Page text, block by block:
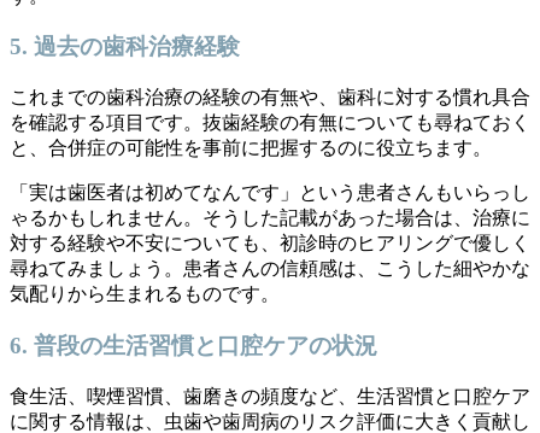
5. 過去の歯科治療経験
これまでの歯科治療の経験の有無や、歯科に対する慣れ具合
を確認する項目です。抜歯経験の有無についても尋ねておく
と、合併症の可能性を事前に把握するのに役立ちます。
「実は歯医者は初めてなんです」という患者さんもいらっし
ゃるかもしれません。そうした記載があった場合は、治療に
対する経験や不安についても、初診時のヒアリングで優しく
尋ねてみましょう。患者さんの信頼感は、こうした細やかな
気配りから生まれるものです。
6. 普段の生活習慣と口腔ケアの状況
食生活、喫煙習慣、歯磨きの頻度など、生活習慣と口腔ケア
に関する情報は、虫歯や歯周病のリスク評価に大きく貢献し